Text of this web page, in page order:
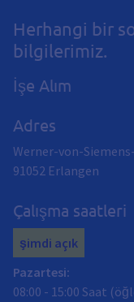
Herhangi bir
bilgilerimiz.
İşe Alım
Adres
Werner-von-
91052 Erlangen
Çalışma saatleri
şimdi açık
Pazartesi:
08:00 - 15:00 Saat